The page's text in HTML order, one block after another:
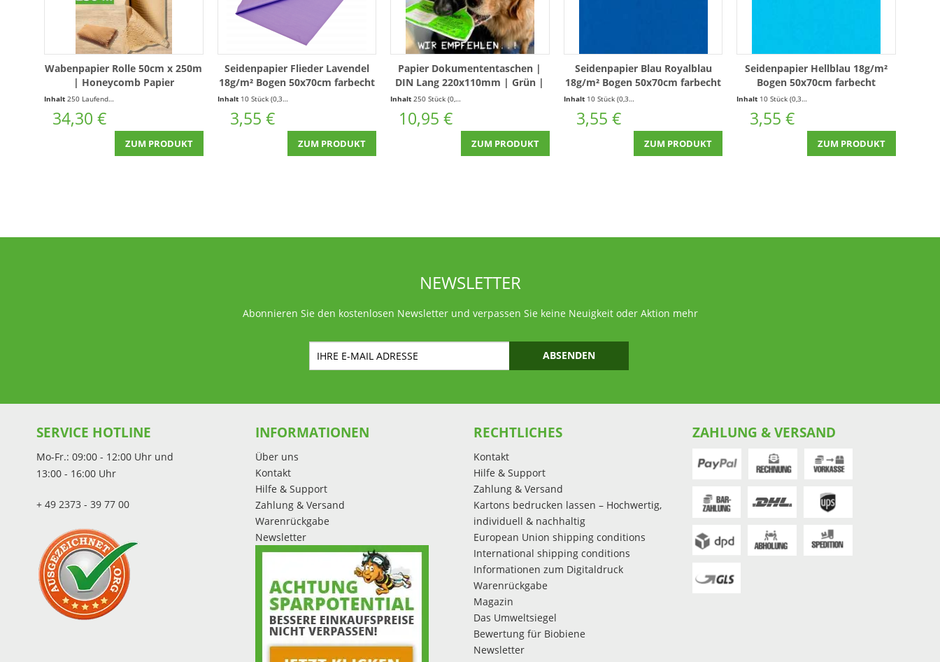
Wabenpapier Rolle 50cm x 250m
| Honeycomb Papier
Inhalt 250 Laufende(r) Meter (0,14 € * / 1 Laufende(r) Meter)
34,30 €
ZUM PRODUKT
Seidenpapier Flieder Lavendel
18g/m² Bogen 50x70cm farbecht
nassfest Kleinpackung 10 Bogen
Inhalt 10 Stück (0,36 € * / 1 Stück)
3,55 €
ZUM PRODUKT
Papier Dokumententaschen |
DIN Lang 220x110mm | Grün |
250 Stück
Inhalt250 Stück(0,04 € * / 1 Stück)
10,95 €
ZUM PRODUKT
Seidenpapier Blau Royalblau
18g/m² Bogen 50x70cm farbecht
nassfest Kleinpackung 10 Bogen
Inhalt 10 Stück (0,36 € * / 1 Stück)
3,55 €
ZUM PRODUKT
Seidenpapier Hellblau 18g/m²
Bogen 50x70cm farbecht
nassfest Kleinpackung 10 Bogen
Inhalt 10 Stück(0,36 € * / 1 Stück)
3,55 €
ZUM PRODUKT
NEWSLETTER
Abonnieren Sie den kostenlosen Newsletter und verpassen Sie keine Neuigkeit oder Aktion mehr
ABSENDEN
SERVICE HOTLINE
Mo-Fr.: 09:00 - 12:00 Uhr und
13:00 - 16:00 Uhr
+ 49 2373 - 39 77 00
INFORMATIONEN
Über uns
Kontakt
Hilfe & Support
Zahlung & Versand
Warenrückgabe
Newsletter
RECHTLICHES
Kontakt
Hilfe & Support
Zahlung & Versand
Kartons bedrucken lassen – Hochwertig,
individuell & nachhaltig
European Union shipping conditions
International shipping conditions
Informationen zum Digitaldruck
Warenrückgabe
Magazin
Das Umweltsiegel
Bewertung für Biobiene
Newsletter
ZAHLUNG & VERSAND